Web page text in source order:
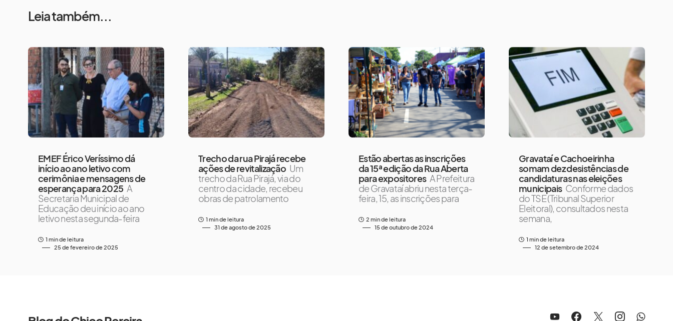
Leia também...
EMEF Érico Veríssimo dá
início ao ano letivo com
cerimônia e mensagens de
esperança para 2025 A
Secretaria Municipal de
Educação deu início ao ano
letivo nesta segunda-feira
1 min de leitura
25 de fevereiro de 2025
Trecho da rua Pirajá recebe
ações de revitalização Um
trecho da Rua Pirajá, via do
centro da cidade, recebeu
obras de patrolamento
1 min de leitura
31 de agosto de 2025
Estão abertas as inscrições
da 15ª edição da Rua Aberta
para expositores A Prefeitura
de Gravataí abriu nesta terça-
feira, 15, as inscrições para
2 min de leitura
15 de outubro de 2024
Gravataí e Cachoeirinha
somam dez desistências de
candidaturas nas eleições
municipais Conforme dados
do TSE (Tribunal Superior
Eleitoral), consultados nesta
semana,
1 min de leitura
12 de setembro de 2024